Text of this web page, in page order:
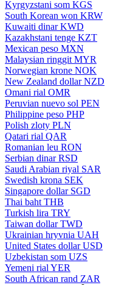
Kyrgyzstani som KGS
South Korean won KRW
Kuwaiti dinar KWD
Kazakhstani tenge KZT
Mexican peso MXN
Malaysian ringgit MYR
Norwegian krone NOK
New Zealand dollar NZD
Omani rial OMR
Peruvian nuevo sol PEN
Philippine peso PHP
Polish zloty PLN
Qatari rial QAR
Romanian leu RON
Serbian dinar RSD
Saudi Arabian riyal SAR
Swedish krona SEK
Singapore dollar SGD
Thai baht THB
Turkish lira TRY
Taiwan dollar TWD
Ukrainian hryvnia UAH
United States dollar USD
Uzbekistan som UZS
Yemeni rial YER
South African rand ZAR